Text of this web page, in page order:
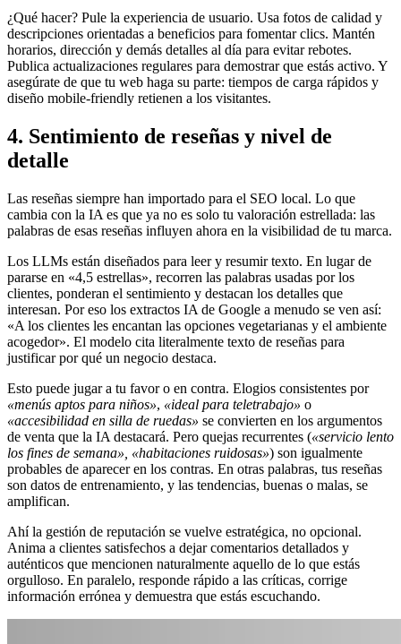
¿Qué hacer? Pule la experiencia de usuario. Usa fotos de calidad y
descripciones orientadas a beneficios para fomentar clics. Mantén
horarios, dirección y demás detalles al día para evitar rebotes.
Publica actualizaciones regulares para demostrar que estás activo. Y
asegúrate de que tu web haga su parte: tiempos de carga rápidos y
diseño mobile-friendly retienen a los visitantes.
4. Sentimiento de reseñas y nivel de
detalle
Las reseñas siempre han importado para el SEO local. Lo que
cambia con la IA es que ya no es solo tu valoración estrellada: las
palabras de esas reseñas influyen ahora en la visibilidad de tu marca.
Los LLMs están diseñados para leer y resumir texto. En lugar de
pararse en «4,5 estrellas», recorren las palabras usadas por los
clientes, ponderan el sentimiento y destacan los detalles que
interesan. Por eso los extractos IA de Google a menudo se ven así:
«A los clientes les encantan las opciones vegetarianas y el ambiente
acogedor». El modelo cita literalmente texto de reseñas para
justificar por qué un negocio destaca.
Esto puede jugar a tu favor o en contra. Elogios consistentes por
«menús aptos para niños», «ideal para teletrabajo» o
«accesibilidad en silla de ruedas» se convierten en los argumentos
de venta que la IA destacará. Pero quejas recurrentes («servicio lento
los fines de semana», «habitaciones ruidosas») son igualmente
probables de aparecer en los contras. En otras palabras, tus reseñas
son datos de entrenamiento, y las tendencias, buenas o malas, se
amplifican.
Ahí la gestión de reputación se vuelve estratégica, no opcional.
Anima a clientes satisfechos a dejar comentarios detallados y
auténticos que mencionen naturalmente aquello de lo que estás
orgulloso. En paralelo, responde rápido a las críticas, corrige
información errónea y demuestra que estás escuchando.